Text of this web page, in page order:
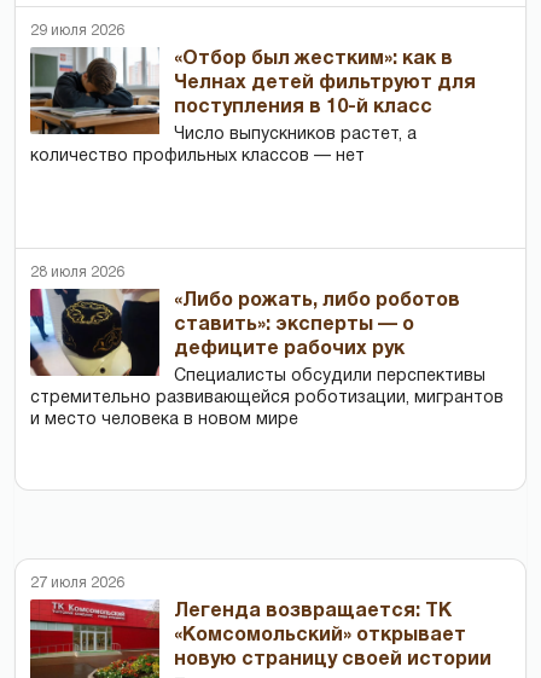
29 июля 2026
«Отбор был жестким»: как в
Челнах детей фильтруют для
поступления в 10-й класс
Число выпускников растет, а
количество профильных классов — нет
28 июля 2026
«Либо рожать, либо роботов
ставить»: эксперты — о
дефиците рабочих рук
Специалисты обсудили перспективы
стремительно развивающейся роботизации, мигрантов
и место человека в новом мире
27 июля 2026
Легенда возвращается: ТК
«Комсомольский» открывает
новую страницу своей истории